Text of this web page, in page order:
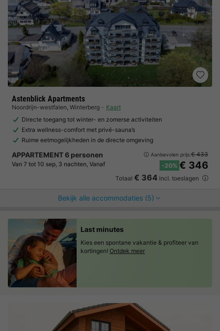
Astenblick Apartments
Noordrijn-westfalen, Winterberg
Kaart
Directe toegang tot winter- en zomerse activiteiten
Extra wellness-comfort met privé-sauna’s
Ruime eetmogelijkheden in de directe omgeving
APPARTEMENT 6 personen
Van 7 tot 10 sep, 3 nachten, Vanaf
Aanbevolen prijs:€ 433
-20% € 346
Totaal € 364 incl. toeslagen
Bekijk alle accommodaties (5)
Last minutes
Kies een spontane vakantie & profiteer van
kortingen! Ontdek meer